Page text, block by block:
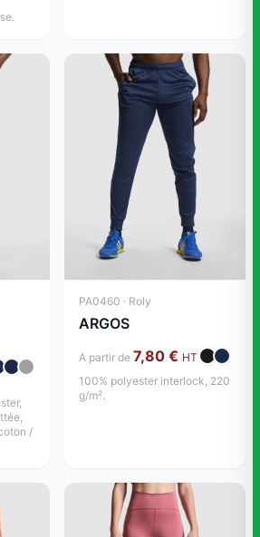
/
PA0460 · Roly
ARGOS
A partir de 7,80 € HT
100% polyester interlock, 220
g/m².